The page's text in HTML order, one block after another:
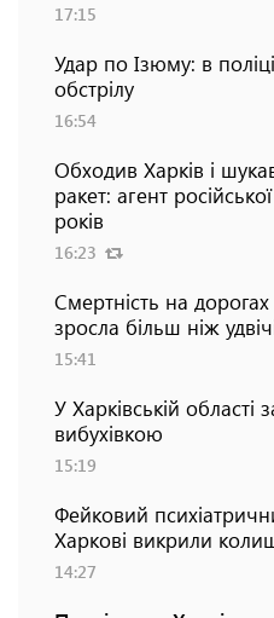
17:15
Удар по Ізюму: в
обстрілу
16:54
Обходив Харків і
ракет: агент
років
16:23
Смертність на
зросла більш ніж
15:41
У Харківській області
вибухівкою
15:19
Фейковий
Харкові викрили
14:27